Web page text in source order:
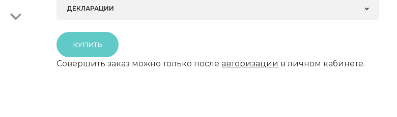
ДЕКЛАРАЦИИ
КУПИТЬ
Совершить заказ можно только после авторизации в личном кабинете.